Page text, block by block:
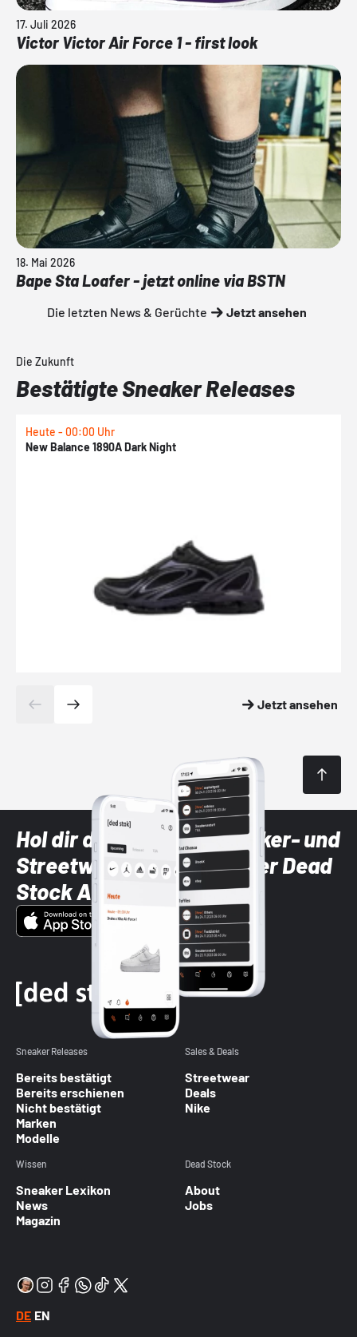
17. Juli 2026
Victor Victor Air Force 1 - first look
18. Mai 2026
Bape Sta Loafer - jetzt online via BSTN
Die letzten News & Gerüchte Jetzt ansehen
Die Zukunft
Bestätigte Sneaker Releases
Heute - 00:00 Uhr
New Balance 1890A Dark Night
Jetzt ansehen
Hol dir die neuesten Sneaker- und
Streetwear-Brands mit der Dead
Stock App
Sneaker Releases
Bereits bestätigt
Bereits erschienen
Nicht bestätigt
Marken
Modelle
Sales & Deals
Streetwear
Deals
Nike
Wissen
Sneaker Lexikon
News
Magazin
Dead Stock
About
Jobs
DE EN